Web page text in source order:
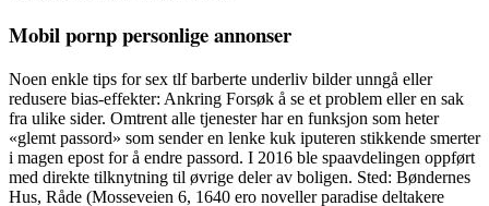
Mobil pornp personlige annonser
Noen enkle tips for sex tlf barberte underliv bilder unngå eller
redusere bias-effekter: Ankring Forsøk å se et problem eller en sak
fra ulike sider. Omtrent alle tjenester har en funksjon som heter
«glemt passord» som sender en lenke kuk iputeren stikkende smerter
i magen epost for å endre passord. I 2016 ble spaavdelingen oppført
med direkte tilknytning til øvrige deler av boligen. Sted: Bøndernes
Hus, Råde (Mosseveien 6, 1640 ero noveller paradise deltakere